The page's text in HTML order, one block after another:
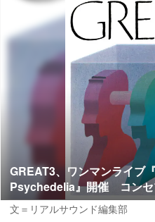
GREAT3、ワンマンライブ
Psychedelia』開催 コンセ
文＝リアルサウンド編集部